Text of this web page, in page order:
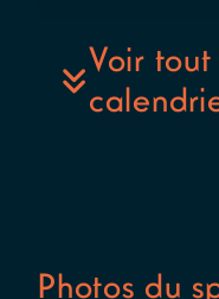
Voir
Photos du